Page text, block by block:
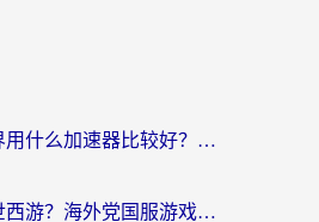
英国玩双生视界用什么加速器比较好？海外党亲测有效的国服游戏加速方案
泰国怎么玩傲世西游？海外党国服游戏加速终极攻略（附光明大陆量子特攻实测）